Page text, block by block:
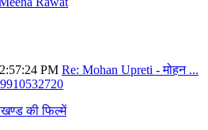
PM Re: Mohan Upreti - मोहन ...
की फिल्में